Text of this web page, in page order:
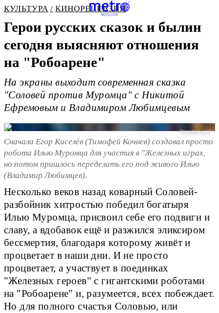
КУЛЬТУРА КИНОРЕЦЕНЗИЯ
Герои русских сказок и былин
сегодня выясняют отношения
на "Робоарене"
На экраны выходит современная сказка
"Соловей против Муромца" с Никитой
Ефремовым и Владимиром Любимцевым
"Атмосфера кино"
Сначала Егор Киселёв (Тимофей Кочнев) создавал просто
робота Илью Муромца для участия в "Железных играх,
но потом пришлось переделать его под живого Илью
(Владимир Любимцев).
Несколько веков назад коварный Соловей-
разбойник хитростью победил богатыря
Илью Муромца, присвоил себе его подвиги и
славу, а вдобавок ещё и разжился эликсиром
бессмертия, благодаря которому живёт и
процветает в наши дни. И не просто
процветает, а участвует в поединках
"Железных героев" с гигантскими роботами
на "Робоарене" и, разумеется, всех побеждает.
Но для полного счастья Соловью, или